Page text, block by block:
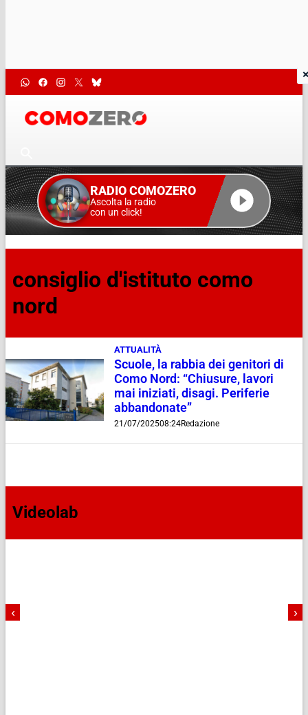
RADIO COMOZERO
Ascolta la radio
con un click!
consiglio d'istituto como
nord
ATTUALITÀ
Scuole, la rabbia dei genitori di
Como Nord: “Chiusure, lavori
mai iniziati, disagi. Periferie
abbandonate”
21/07/202508:24Redazione
Videolab
‹ ›